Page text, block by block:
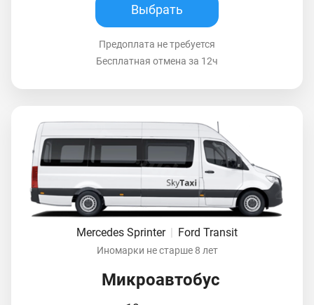
Выбрать
Предоплата не требуется
Бесплатная отмена за 12ч
Mercedes Sprinter Ford Transit
Иномарки не старше 8 лет
Микроавтобус